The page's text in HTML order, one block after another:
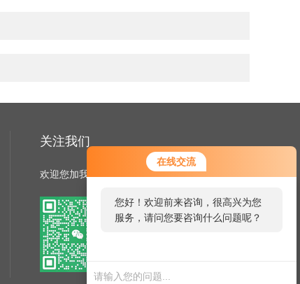
在线交流
您好！欢迎前来咨询，很高兴为您
服务，请问您要咨询什么问题呢？
关注我们
欢迎您加我微信了解更多信息